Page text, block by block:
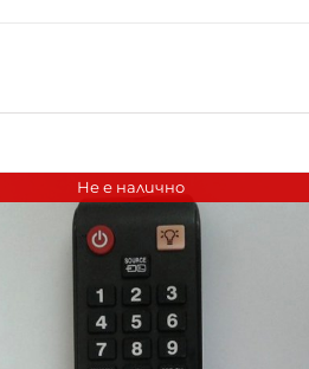
Не е налично